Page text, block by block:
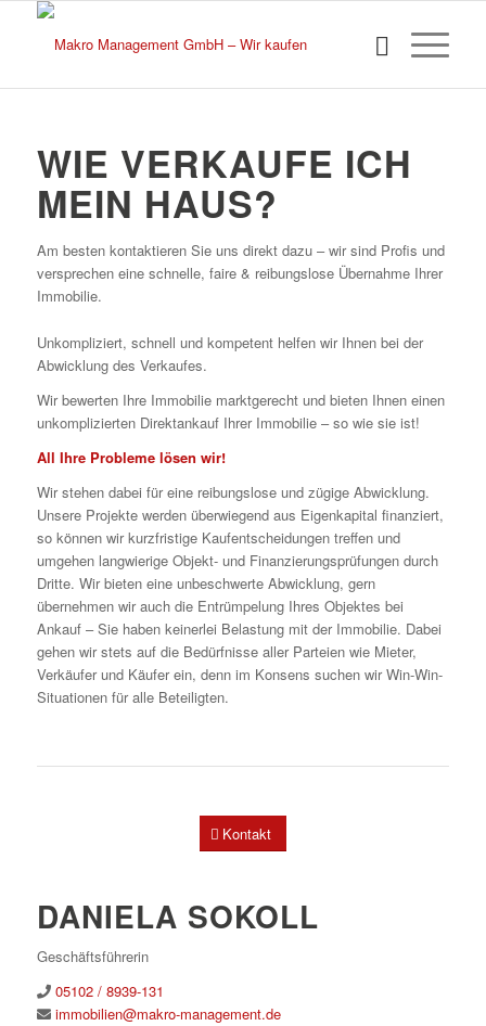
WIE VERKAUFE ICH
MEIN HAUS?
Am besten kontaktieren Sie uns direkt dazu – wir sind Profis und
versprechen eine schnelle, faire & reibungslose Übernahme Ihrer
Immobilie.
Unkompliziert, schnell und kompetent helfen wir Ihnen bei der
Abwicklung des Verkaufes.
Wir bewerten Ihre Immobilie marktgerecht und bieten Ihnen einen
unkomplizierten Direktankauf Ihrer Immobilie – so wie sie ist!
All Ihre Probleme lösen wir!
Wir stehen dabei für eine reibungslose und zügige Abwicklung.
Unsere Projekte werden überwiegend aus Eigenkapital finanziert,
so können wir kurzfristige Kaufentscheidungen treffen und
umgehen langwierige Objekt- und Finanzierungsprüfungen durch
Dritte. Wir bieten eine unbeschwerte Abwicklung, gern
übernehmen wir auch die Entrümpelung Ihres Objektes bei
Ankauf – Sie haben keinerlei Belastung mit der Immobilie. Dabei
gehen wir stets auf die Bedürfnisse aller Parteien wie Mieter,
Verkäufer und Käufer ein, denn im Konsens suchen wir Win-Win-
Situationen für alle Beteiligten.
Kontakt
DANIELA SOKOLL
Geschäftsführerin
05102 / 8939-131
immobilien@makro-management.de